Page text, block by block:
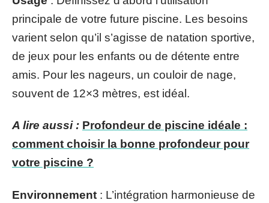
principale de votre future piscine. Les besoins
varient selon qu’il s’agisse de natation sportive,
de jeux pour les enfants ou de détente entre
amis. Pour les nageurs, un couloir de nage,
souvent de 12×3 mètres, est idéal.
A lire aussi : Profondeur de piscine idéale :
comment choisir la bonne profondeur pour
votre piscine ?
Environnement : L’intégration harmonieuse de